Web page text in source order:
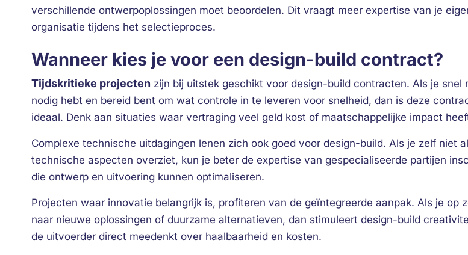
verschillende ontwerpoplossingen moet beoordelen. Dit vraagt meer expertise van je
organisatie tijdens het selectieproces.
Wanneer kies je voor een design-build contract?
Tijdskritieke projecten zijn bij uitstek geschikt voor design-build contracten. Als je snel
nodig hebt en bereid bent om wat controle in te leveren voor snelheid, dan is deze
ideaal. Denk aan situaties waar vertraging veel geld kost of maatschappelijke impact
Complexe technische uitdagingen lenen zich ook goed voor design-build. Als je zelf niet
technische aspecten overziet, kun je beter de expertise van gespecialiseerde partijen
die ontwerp en uitvoering kunnen optimaliseren.
Projecten waar innovatie belangrijk is, profiteren van de geïntegreerde aanpak. Als je op
naar nieuwe oplossingen of duurzame alternatieven, dan stimuleert design-build
de uitvoerder direct meedenkt over haalbaarheid en kosten.